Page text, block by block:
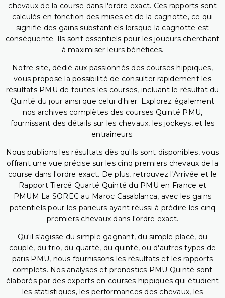
chevaux de la course dans l'ordre exact. Ces rapports sont
calculés en fonction des mises et de la cagnotte, ce qui
signifie des gains substantiels lorsque la cagnotte est
conséquente. Ils sont essentiels pour les joueurs cherchant
à maximiser leurs bénéfices.
Notre site, dédié aux passionnés des courses hippiques,
vous propose la possibilité de consulter rapidement les
résultats PMU de toutes les courses, incluant le résultat du
Quinté du jour ainsi que celui d'hier. Explorez également
nos archives complètes des courses Quinté PMU,
fournissant des détails sur les chevaux, les jockeys, et les
entraîneurs.
Nous publions les résultats dès qu'ils sont disponibles, vous
offrant une vue précise sur les cinq premiers chevaux de la
course dans l'ordre exact. De plus, retrouvez l'Arrivée et le
Rapport Tiercé Quarté Quinté du PMU en France et
PMUM La SOREC au Maroc Casablanca, avec les gains
potentiels pour les parieurs ayant réussi à prédire les cinq
premiers chevaux dans l'ordre exact.
Qu'il s'agisse du simple gagnant, du simple placé, du
couplé, du trio, du quarté, du quinté, ou d'autres types de
paris PMU, nous fournissons les résultats et les rapports
complets. Nos analyses et pronostics PMU Quinté sont
élaborés par des experts en courses hippiques qui étudient
les statistiques, les performances des chevaux, les